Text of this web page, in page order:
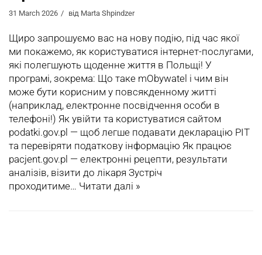
31 March 2026 від Marta Shpindzer
Щиро запрошуємо вас на нову подію, під час якої
ми покажемо, як користуватися інтернет-послугами,
які полегшують щоденне життя в Польщі! У
програмі, зокрема: Що таке mObywatel і чим він
може бути корисним у повсякденному житті
(наприклад, електронне посвідчення особи в
телефоні!) Як увійти та користуватися сайтом
podatki.gov.pl — щоб легше подавати декларацію PIT
та перевіряти податкову інформацію Як працює
pacjent.gov.pl — електронні рецепти, результати
аналізів, візити до лікаря Зустріч
проходитиме… Читати далі »